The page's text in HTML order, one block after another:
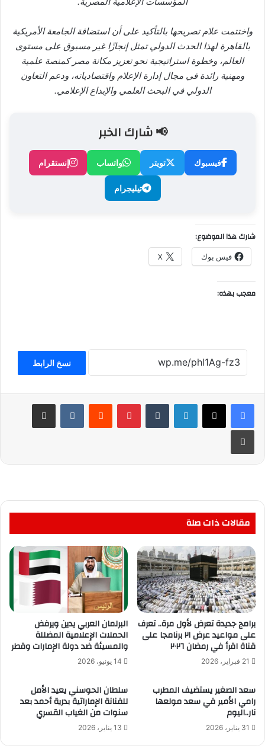
واختتمت علام تصريحها بالتأكيد على أن استضافة الجامعة الأمريكية
بالقاهرة لهذا الحدث الدولي تمثل إنجازًا غير مسبوق على مستوى
العالم، وخطوة استراتيجية نحو تعزيز مكانة مصر كمنصة علمية
ومهنية رائدة في مجال إدارة الإعلام واقتصادياته، ودعم التعاون
الدولي في البحث العلمي والإبداع الإعلامي.
📢 شارك الخبر
فيسبوك تويتر واتساب إنستقرام
تيليجرام
شارك هذا الموضوع:
فيس بوك X
معجب بهذه:
نسخ الرابط
لينكدإن بينتيريست مشاركة عبر البريد
طباعة
مقالات ذات صلة
برامج جديدة تعرض لأول مرة.. تعرف
على مواعيد عرض ٢١ برنامجا على
قناة اقرأ في رمضان ٢٠٢٦
21 فبراير، 2026
البرلمان العربي يدين ويرفض
الحملات الإعلامية المضللة
والمسيئة ضد دولة الإمارات وقطر
14 يونيو، 2026
سعد الصغير يستضيف المطرب
رامي الأمير في سعد مولعها
نار..اليوم
31 يناير، 2026
سلطان الحوسني يعيد الأمل
للفنانة الإماراتية بدرية أحمد بعد
سنوات من الغياب القسري
13 يناير، 2026